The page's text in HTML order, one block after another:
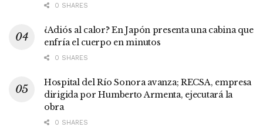
0 SHARES
¿Adiós al calor? En Japón presenta una cabina que
enfría el cuerpo en minutos
0 SHARES
Hospital del Río Sonora avanza; RECSA, empresa
dirigida por Humberto Armenta, ejecutará la
obra
0 SHARES